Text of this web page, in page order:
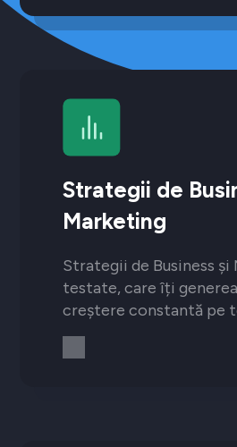
Strategii de
Marketing
Strategii de Business și
testate, care îți
creștere constantă pe